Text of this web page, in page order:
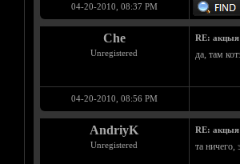
04-20-2010, 08:37 PM
Che
Unregistered
RE:
да, там
04-20-2010, 08:56 PM
AndriyK
Unregistered
RE:
та ничего,